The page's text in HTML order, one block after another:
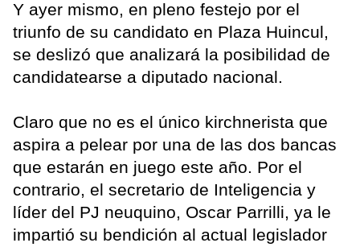
Y ayer mismo, en pleno festejo por el
triunfo de su candidato en Plaza Huincul,
se deslizó que analizará la posibilidad de
candidatearse a diputado nacional.
Claro que no es el único kirchnerista que
aspira a pelear por una de las dos bancas
que estarán en juego este año. Por el
contrario, el secretario de Inteligencia y
líder del PJ neuquino, Oscar Parrilli, ya le
impartió su bendición al actual legislador